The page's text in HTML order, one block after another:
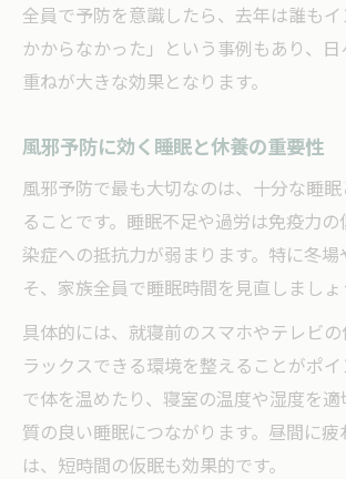
全員で予防を意識したら、去年は誰も
かからなかった」という事例もあり、
重ねが大きな効果となります。
風邪予防に効く睡眠と休養の重要性
風邪予防で最も大切なのは、十分な睡
ることです。睡眠不足や過労は免疫力
染症への抵抗力が弱まります。特に冬場
そ、家族全員で睡眠時間を見直しましょ
具体的には、就寝前のスマホやテレビ
ラックスできる環境を整えることがポ
で体を温めたり、寝室の温度や湿度を
質の良い睡眠につながります。昼間に
は、短時間の仮眠も効果的です。